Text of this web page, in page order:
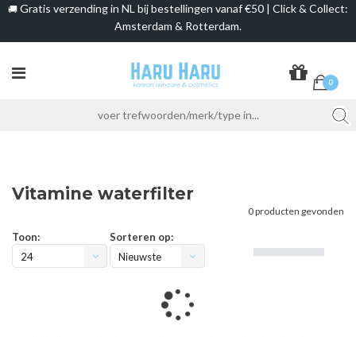
🚚 Gratis verzending in NL bij bestellingen vanaf €50 | Click & Collect:
Amsterdam & Rotterdam.
0
Vitamine waterfilter
0 producten gevonden
Toon:
24
Sorteren op:
Nieuwste